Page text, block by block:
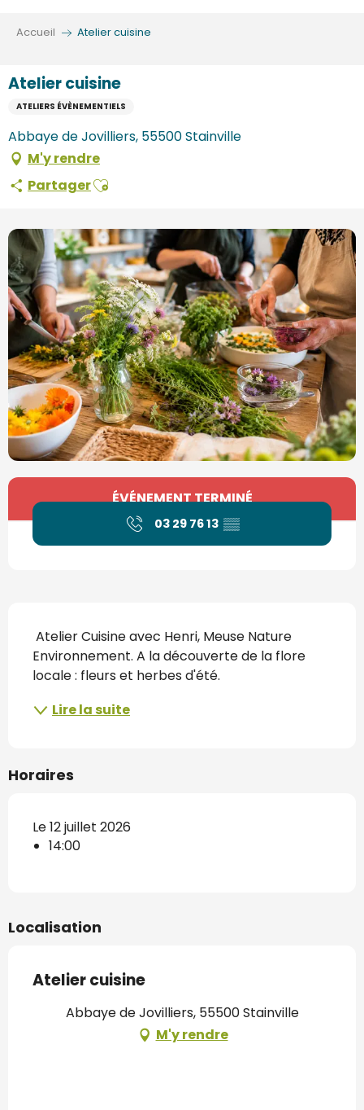
Accueil Atelier cuisine
Atelier cuisine
ATELIERS ÉVÈNEMENTIELS
Abbaye de Jovilliers, 55500 Stainville
M'y rendre
PartagerAjouter aux favoris
Ouverture et coordonnées
ÉVÉNEMENT TERMINÉ
03 29 76 13 ▒▒
Environnement. A la découverte de la flore
locale : fleurs et herbes d'été.
Lire la suite
Horaires
Le 12 juillet 2026
14:00
Localisation
Atelier cuisine
Abbaye de Jovilliers, 55500 Stainville
M'y rendre